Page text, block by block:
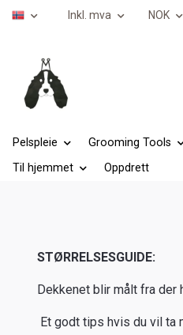
Inkl. mva NOK
Pelspleie Grooming Tools
Til hjemmet
Oppdrett
STØRRELSESGUIDE:
Dekkenet blir målt fra der
Et godt tips hvis du vil ta